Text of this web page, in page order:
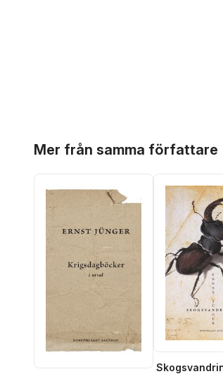
Mer från samma författare